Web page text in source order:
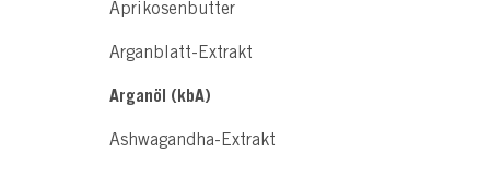
Aprikosenbutter
Arganblatt-Extrakt
Arganöl (kbA)
Ashwagandha-Extrakt